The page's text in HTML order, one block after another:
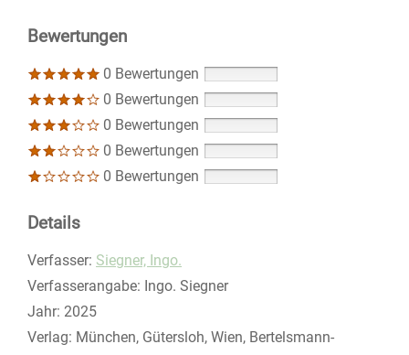
Bewertungen
0 Bewertungen
0 Bewertungen
0 Bewertungen
0 Bewertungen
0 Bewertungen
Details
Verfasser: Suche nach diesem Verfasser
Siegner, Ingo.
Verfasserangabe: Ingo. Siegner
Jahr: 2025
Verlag: München, Gütersloh, Wien, Bertelsmann-